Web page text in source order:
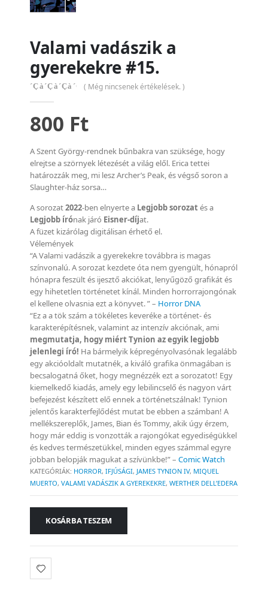
Valami vadászik a
gyerekekre #15.
( Még nincsenek értékelések. )
800 Ft
A Szent György-rendnek bűnbakra van szüksége, hogy
elrejtse a szörnyek létezését a világ elől. Erica tettei
határozzák meg, mi lesz Archer’s Peak, és végső soron a
Slaughter-ház sorsa…
A sorozat2022-ben elnyerte a Legjobb sorozatés a
Legjobb írónak járó Eisner-díjat.
A füzet kizárólag digitálisan érhető el.
Vélemények
“A Valami vadászik a gyerekekre továbbra is magas
színvonalú. A sorozat kezdete óta nem gyengült, hónapról
hónapra feszült és ijesztő akciókat, lenyűgöző grafikát és
egy hihetetlen történetet kínál. Minden horrorrajongónak
el kellene olvasnia ezt a könyvet. ” – Horror DNA
“Ez a a tök szám a tökéletes keveréke a történet- és
karakterépítésnek, valamint az intenzív akciónak, ami
megmutatja, hogy miért Tynion az egyik legjobb
jelenlegi író! Ha bármelyik képregényolvasónak legalább
egy akcióoldalt mutatnék, a kiváló grafika önmagában is
becsalogatná őket, hogy megnézzék ezt a sorozatot! Egy
kiemelkedő kiadás, amely egy lebilincselő és nagyon várt
befejezést készített elő ennek a történetszálnak! Tynion
jelentős karakterfejlődést mutat be ebben a számban! A
mellékszereplők, James, Bian és Tommy, akik úgy érzem,
hogy már eddig is vonzották a rajongókat egyediségükkel
és kedves természetükkel, minden egyes számmal egyre
jobban belopják magukat a szívünkbe!” – Comic Watch
KATEGÓRIÁK: HORROR, IFJÚSÁGI, JAMES TYNION IV, MIQUEL
MUERTO, VALAMI VADÁSZIK A GYEREKEKRE, WERTHER DELL’EDERA
KOSÁRBA TESZEM